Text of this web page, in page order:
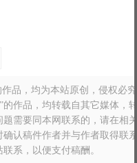
品，均为本站原创，侵权必
作品，均转载自其它媒体
需要同本网联系的，请在相
认稿件作者并与作者取得
系，以便支付稿酬。